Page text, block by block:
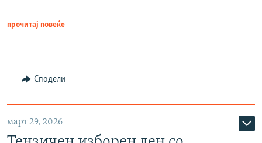
прочитај повеќе
Сподели
март 29, 2026